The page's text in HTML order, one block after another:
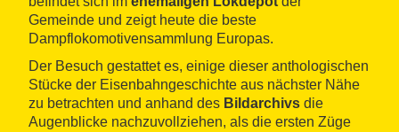
Gemeinde und zeigt heute die beste
Dampflokomotivensammlung Europas.
Der Besuch gestattet es, einige dieser anthologischen
Stücke der Eisenbahngeschichte aus nächster Nähe
zu betrachten und anhand des Bildarchivs die
Augenblicke nachzuvollziehen, als die ersten Züge